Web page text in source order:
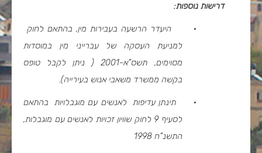
דרישות נוספות:
·
היעדר הרשעה בעבירות מין, בהתאם לחוק
למניעת העסקה של עברייני מין במוסדות
מסוימים, תשס"א-2001 ( ניתן לקבל טופס
בקשה ממשרד משאבי אנוש בעירייה).
·
תינתן עדיפות לאנשים עם מוגבלויות בהתאם
לסעיף 9 לחוק שוויון זכויות לאנשים עם מוגבלות,
התשנ"ח 1998